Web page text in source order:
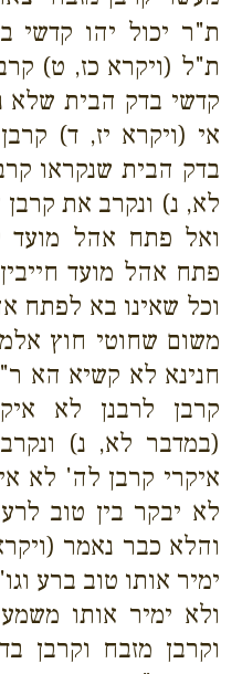
ת"ר יכול יהו קדשי
ת"ל (ויקרא כז, ט)
קדשי בדק הבית שלא
אי (ויקרא יז, ד)
בדק הבית שנקראו
לא, נ) ונקרב את קרבן
ואל פתח אהל
פתח אהל מועד
וכל שאינו בא לפתח
משום שחוטי חוץ
חנינא לא קשיא הא
קרבן לרבנן לא
(במדבר לא, נ)
איקרי קרבן לה' לא
לא יבקר בין טוב
והלא כבר נאמר
ימיר אותו טוב ברע
ולא ימיר אותו
וקרבן מזבח וקרבן